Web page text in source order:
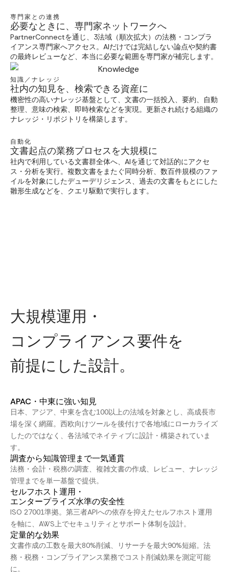
専門家との連携
必要なときに、専門家ネットワークへ
PartnerConnectを通じ、3法域（順次拡大）の法務・コンプラ
イアンス専門家へアクセス。AIだけでは完結しない論点や契約書
の最終レビューなど、本当に必要な範囲を専門家が補完します。
知識／ナレッジ
社内の知見を、検索できる資産に
機密性の高いナレッジ基盤として、文書の一括投入、要約、自動
整理、意味の検索、即時検索などを実現。更新され続ける組織の
ナレッジ・リポジトリを構築します。
自動化
文書起点の業務プロセスを大規模に
社内で利用している文書群全体へ、AIを通じて対話的にアクセ
ス・分析を実行。複数文書をまたぐ同時分析、数百件規模のファ
イルを対象にしたデューデリジェンス、過去の文書をもとにした
雛形生成などを、クエリ駆動で実行します。
大規模運用・
コンプライアンス要件を
前提にした設計。
APAC・中東に強い知見
日本、アジア、中東を含む100以上の法域を対象とし、高成長市
場を深く網羅。西欧向けツールを後付けで各地域にローカライズ
したのではなく、各法域でネイティブに設計・構築されていま
す。
調査から知識管理まで一気通貫
法務・会計・税務の調査、複雑文書の作成、レビュー、ナレッジ
管理までを単一基盤で提供。
セルフホスト運用・
エンタープライズ水準の安全性
ISO 27001準拠。第三者APIへの依存を抑えたセルフホスト運用
を軸に、AWS上でセキュリティとサポート体制を設計。
定量的な効果
文書作成の工数を最大80%削減、リサーチを最大90%短縮。法
務・税務・コンプライアンス業務でコスト削減効果を測定可能
に。